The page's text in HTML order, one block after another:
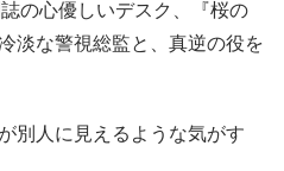
の心優しいデスク、『桜の
淡な警視総監と、真逆の役を
別人に見えるような気がす